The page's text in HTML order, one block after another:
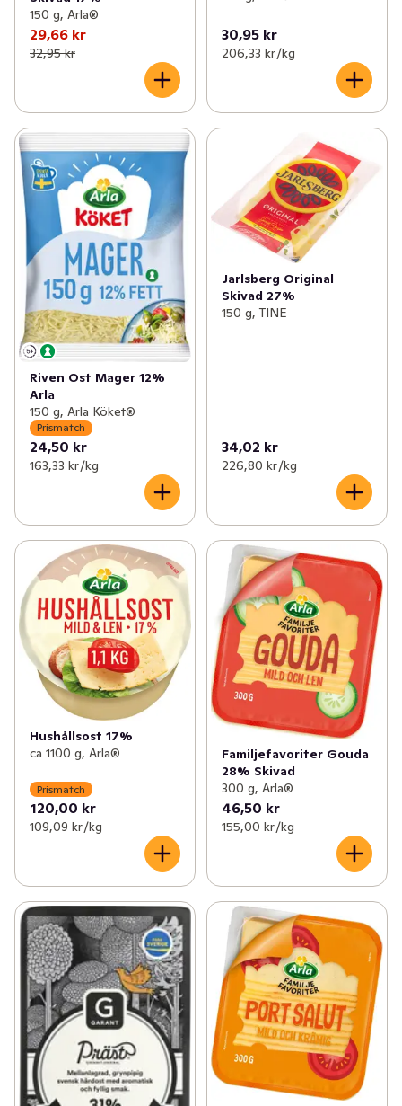
150 g, Arla®
29,66 kr
32,95 kr
30,95 kr
206,33 kr /kg
Riven Ost Mager 12%
Arla
150 g, Arla Köket®
Prismatch
24,50 kr
163,33 kr /kg
Jarlsberg Original
Skivad 27%
150 g, TINE
34,02 kr
226,80 kr /kg
Hushållsost 17%
ca 1100 g, Arla®
Prismatch
120,00 kr
109,09 kr /kg
Familjefavoriter Gouda
28% Skivad
300 g, Arla®
46,50 kr
155,00 kr /kg